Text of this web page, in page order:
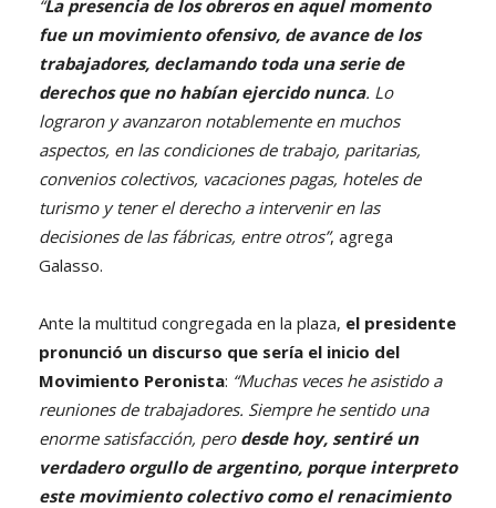
“La presencia de los obreros en aquel momento
fue un movimiento ofensivo, de avance de los
trabajadores, declamando toda una serie de
derechos que no habían ejercido nunca. Lo
lograron y avanzaron notablemente en muchos
aspectos, en las condiciones de trabajo, paritarias,
convenios colectivos, vacaciones pagas, hoteles de
turismo y tener el derecho a intervenir en las
decisiones de las fábricas, entre otros”, agrega
Galasso.
Ante la multitud congregada en la plaza, el presidente
pronunció un discurso que sería el inicio del
Movimiento Peronista: “Muchas veces he asistido a
reuniones de trabajadores. Siempre he sentido una
enorme satisfacción, pero desde hoy, sentiré un
verdadero orgullo de argentino, porque interpreto
este movimiento colectivo como el renacimiento